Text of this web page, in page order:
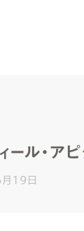
ィール・
19日